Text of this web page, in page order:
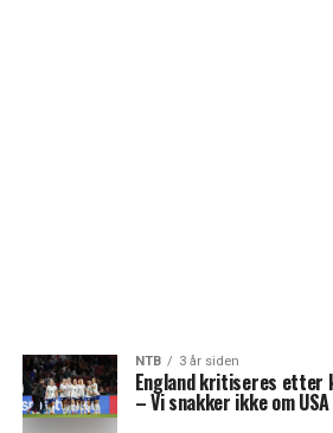
NTB 3 år siden
England kritiseres etter
– Vi snakker ikke om